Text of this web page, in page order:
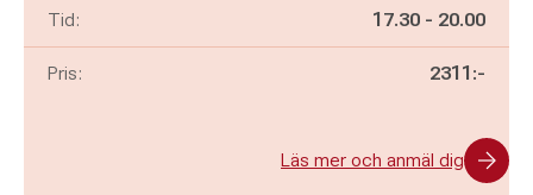
Tid: Pågår mellan
17.30 - och
20.00
Pris: 2311:-
Läs mer och anmäl dig